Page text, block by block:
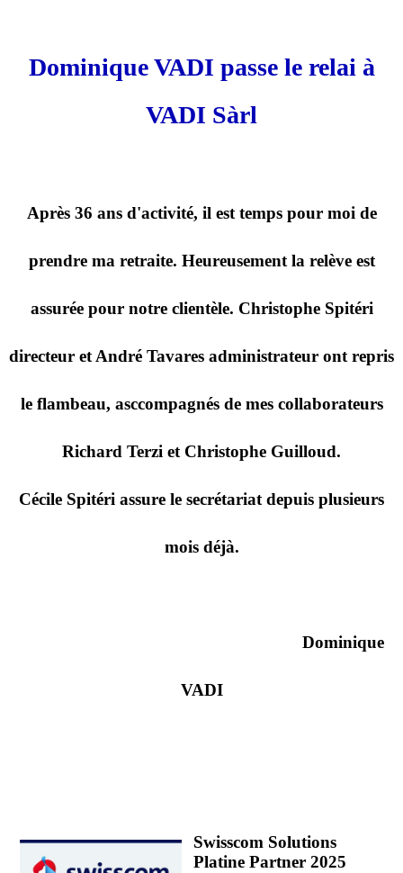
Dominique VADI passe le relai à
VADI Sàrl
Après 36 ans d'activité, il est temps pour moi de
prendre ma retraite. Heureusement la relève est
assurée pour notre clientèle. Christophe Spitéri
directeur et André Tavares administrateur ont repris
le flambeau, asccompagnés de mes collaborateurs
Richard Terzi et Christophe Guilloud.
Cécile Spitéri assure le secrétariat depuis plusieurs
mois déjà.
Dominique
VADI
Swisscom Solutions
Platine Partner 2025